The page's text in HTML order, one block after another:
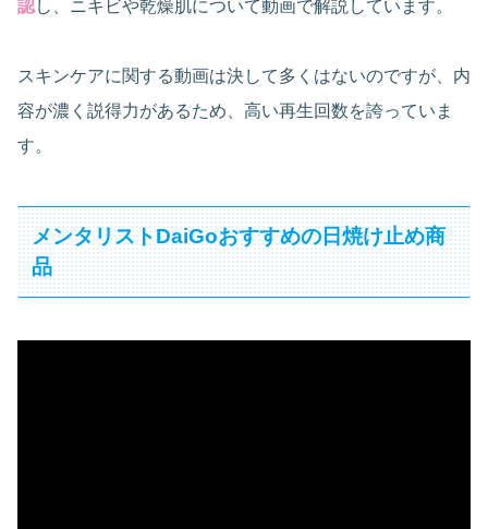
認し、ニキビや乾燥肌について動画で解説しています。
スキンケアに関する動画は決して多くはないのですが、内
容が濃く説得力があるため、高い再生回数を誇っていま
す。
メンタリストDaiGoおすすめの日焼け止め商
品